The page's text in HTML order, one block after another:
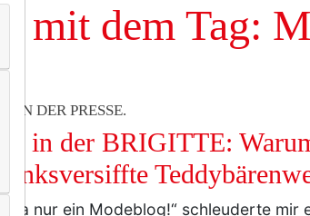
mit dem Tag:
IN DER PRESSE.
in der BRIGITTE:
linksversiffte
ist ja nur ein Modeblog!“ schleuderte mir